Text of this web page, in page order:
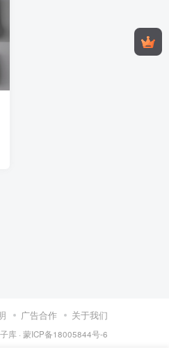
广告合作 关于我们
库 · 蒙ICP备18005844号-6